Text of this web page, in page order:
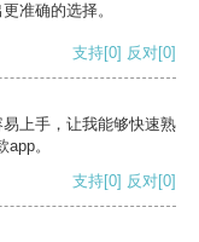
准确的选择。
支持[0] 反对[0]
上手，让我能够快速熟
。
支持[0] 反对[0]